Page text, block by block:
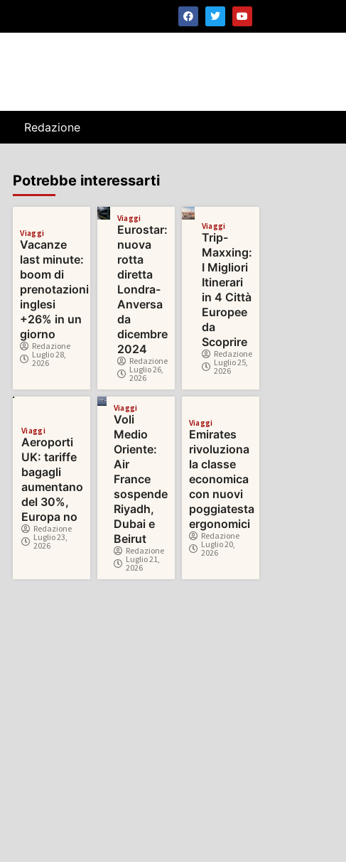
Redazione
Potrebbe interessarti
Viaggi
Vacanze
last minute:
boom di
prenotazioni
inglesi
+26% in un
giorno
Redazione
Luglio 28,
2026
Viaggi
Eurostar:
nuova
rotta
diretta
Londra-
Anversa
da
dicembre
2024
Redazione
Luglio 26,
2026
Viaggi
Trip-
Maxxing:
I Migliori
Itinerari
in 4 Città
Europee
da
Scoprire
Redazione
Luglio 25,
2026
Viaggi
Aeroporti
UK: tariffe
bagagli
aumentano
del 30%,
Europa no
Redazione
Luglio 23,
2026
Viaggi
Voli
Medio
Oriente:
Air
France
sospende
Riyadh,
Dubai e
Beirut
Redazione
Luglio 21,
2026
Viaggi
Emirates
rivoluziona
la classe
economica
con nuovi
poggiatesta
ergonomici
Redazione
Luglio 20,
2026